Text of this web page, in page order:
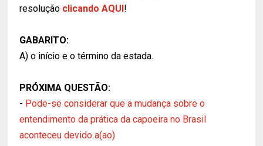
resolução clicando AQUI !
GABARITO:
A) o início e o término da estada.
PRÓXIMA QUESTÃO:
- Pode-se considerar que a mudança sobre o
entendimento da prática da capoeira no Brasil
aconteceu devido a(ao)